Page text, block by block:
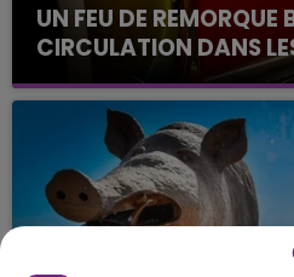
UN FEU DE REMORQUE
CIRCULATION DANS
Un feu de remorque s'est
fin de matinée sur l'A34.